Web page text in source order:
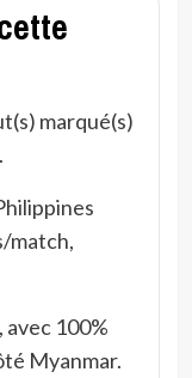
marqué(s)
match,
avec 100%
Myanmar.